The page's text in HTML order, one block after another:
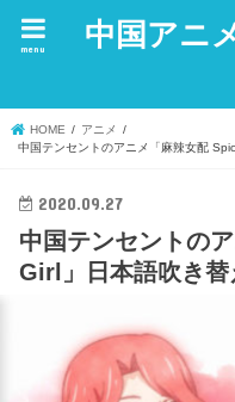
中国アニ
menu
HOME
アニメ
中国テンセントのアニメ「麻辣女配
2020.09.27
中国テンセントの
Girl」日本語吹き